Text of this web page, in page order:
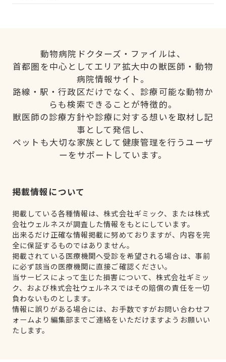
動物病院ドクターズ・ファイルは、
首都圏を中心としてエリア拡大中の獣医師・動物
病院情報サイト。
路線・駅・行政区だけでなく、診療可能な動物か
らも検索できることが特徴的。
獣医師の診療方針や診療に対する想いを取材し記
事として発信し、
ペットも大切な家族として健康管理を行うユーザ
ーをサポートしています。
掲載情報について
掲載している各種情報は、株式会社ギミック、または株式
会社ウェルネスが調査した情報をもとにしています。
出来るだけ正確な情報掲載に努めておりますが、内容を完
全に保証するものではありません。
掲載されている医療機関へ受診を希望される場合は、事前
に必ず該当の医療機関に直接ご確認ください。
当サービスによって生じた損害について、株式会社ギミッ
ク、および株式会社ウェルネスではその賠償の責任を一切
負わないものとします。
情報に誤りがある場合には、お手数ですがお問い合わせフ
ォームより編集部までご連絡をいただけますようお願いい
たします。